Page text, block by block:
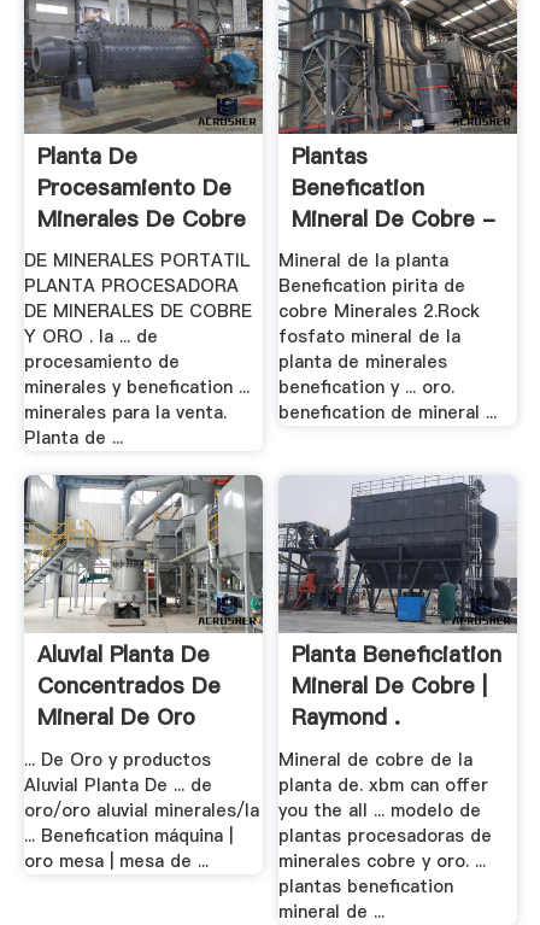
Planta De
Procesamiento De
Minerales De Cobre
| .
DE MINERALES PORTATIL
PLANTA PROCESADORA
DE MINERALES DE COBRE
Y ORO . la ... de
procesamiento de
minerales y benefication ...
minerales para la venta.
Planta de ...
Plantas
Benefication
Mineral De Cobre -
.
Mineral de la planta
Benefication pirita de
cobre Minerales 2.Rock
fosfato mineral de la
planta de minerales
benefication y ... oro.
benefication de mineral ...
Aluvial Planta De
Concentrados De
Mineral De Oro
... De Oro y productos
Aluvial Planta De ... de
oro/oro aluvial minerales/la
... Benefication máquina |
oro mesa | mesa de ...
Planta Beneficiation
Mineral De Cobre |
Raymond .
Mineral de cobre de la
planta de. xbm can offer
you the all ... modelo de
plantas procesadoras de
minerales cobre y oro. ...
plantas benefication
mineral de ...